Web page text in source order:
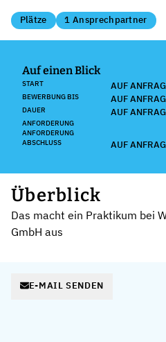
Plätze 1 Ansprechpartner
Auf einen Blick
START AUF
BEWERBUNG BIS AUF
DAUER AUF
ANFORDERUNG
ANFORDERUNG
ABSCHLUSS
AUF
Überblick
Das macht ein Praktikum bei
GmbH aus
E-MAIL SENDEN